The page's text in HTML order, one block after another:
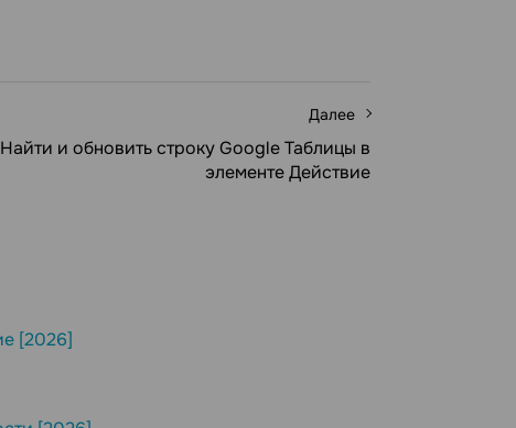
Далее
Найти и обновить строку Google Таблицы в
элементе Действие
[2026]